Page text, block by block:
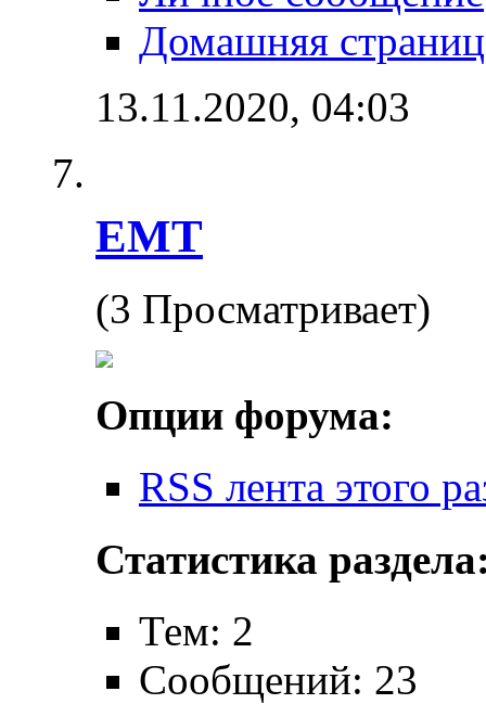
Домашняя
13.11.2020, 04:03
EMT
(3 Просматривает)
Опции форума:
RSS лента этого
Статистика
Тем: 2
Сообщений: 23